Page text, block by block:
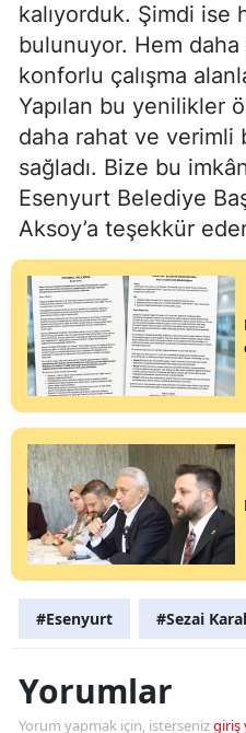
kalıyorduk. Şimdi ise
bulunuyor. Hem
konforlu çalışma
Yapılan bu yenilikler
daha rahat ve verimli
sağladı. Bize bu
Esenyurt Belediye
Aksoy’a teşekkür
#Esenyurt #Sezai
Yorumlar
Yorum yapmak için, istersenizgiriş